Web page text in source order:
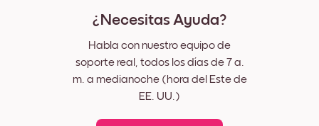
¿Necesitas Ayuda?
Habla con nuestro equipo de
soporte real, todos los días de 7 a.
m. a medianoche (hora del Este de
EE. UU.)